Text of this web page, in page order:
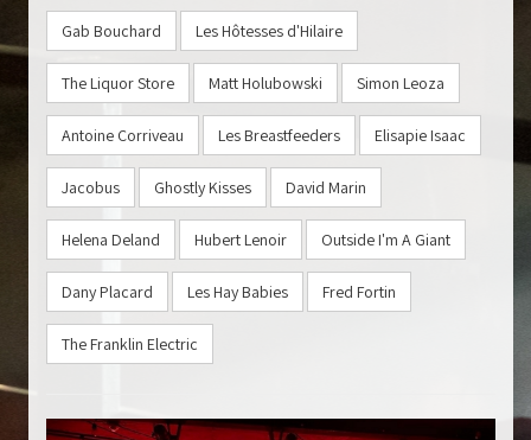
Gab Bouchard Les Hôtesses d'Hilaire
The Liquor Store Matt Holubowski Simon Leoza
Antoine Corriveau Les Breastfeeders Elisapie Isaac
Jacobus Ghostly Kisses David Marin
Helena Deland Hubert Lenoir Outside I'm A Giant
Dany Placard Les Hay Babies Fred Fortin
The Franklin Electric